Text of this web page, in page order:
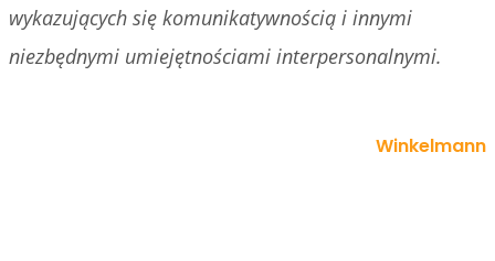
wykazujących się komunikatywnością i innymi
niezbędnymi umiejętnościami interpersonalnymi.
Winkelmann